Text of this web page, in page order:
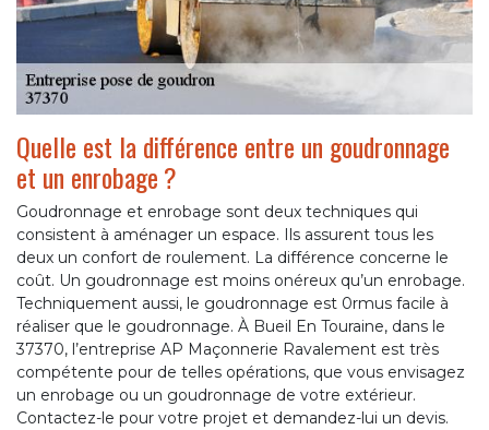
Quelle est la différence entre un goudronnage
et un enrobage ?
Goudronnage et enrobage sont deux techniques qui
consistent à aménager un espace. Ils assurent tous les
deux un confort de roulement. La différence concerne le
coût. Un goudronnage est moins onéreux qu’un enrobage.
Techniquement aussi, le goudronnage est 0rmus facile à
réaliser que le goudronnage. À Bueil En Touraine, dans le
37370, l’entreprise AP Maçonnerie Ravalement est très
compétente pour de telles opérations, que vous envisagez
un enrobage ou un goudronnage de votre extérieur.
Contactez-le pour votre projet et demandez-lui un devis.